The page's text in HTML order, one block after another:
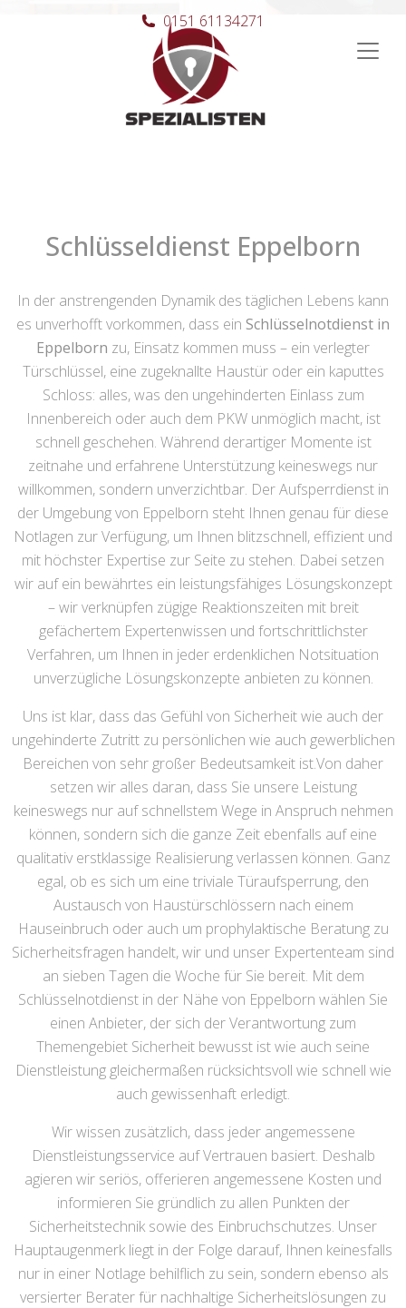
Hauptnavigation
0151 61134271
Schlüsseldienst Eppelborn
In der anstrengenden Dynamik des täglichen Lebens kann
es unverhofft vorkommen, dass ein Schlüsselnotdienst in
Eppelborn zu, Einsatz kommen muss – ein verlegter
Türschlüssel, eine zugeknallte Haustür oder ein kaputtes
Schloss: alles, was den ungehinderten Einlass zum
Innenbereich oder auch dem PKW unmöglich macht, ist
schnell geschehen. Während derartiger Momente ist
zeitnahe und erfahrene Unterstützung keineswegs nur
willkommen, sondern unverzichtbar. Der Aufsperrdienst in
der Umgebung von Eppelborn steht Ihnen genau für diese
Notlagen zur Verfügung, um Ihnen blitzschnell, effizient und
mit höchster Expertise zur Seite zu stehen. Dabei setzen
wir auf ein bewährtes ein leistungsfähiges Lösungskonzept
– wir verknüpfen zügige Reaktionszeiten mit breit
gefächertem Expertenwissen und fortschrittlichster
Verfahren, um Ihnen in jeder erdenklichen Notsituation
unverzügliche Lösungskonzepte anbieten zu können.
Uns ist klar, dass das Gefühl von Sicherheit wie auch der
ungehinderte Zutritt zu persönlichen wie auch gewerblichen
Bereichen von sehr großer Bedeutsamkeit ist.Von daher
setzen wir alles daran, dass Sie unsere Leistung
keineswegs nur auf schnellstem Wege in Anspruch nehmen
können, sondern sich die ganze Zeit ebenfalls auf eine
qualitativ erstklassige Realisierung verlassen können. Ganz
egal, ob es sich um eine triviale Türaufsperrung, den
Austausch von Haustürschlössern nach einem
Hauseinbruch oder auch um prophylaktische Beratung zu
Sicherheitsfragen handelt, wir und unser Expertenteam sind
an sieben Tagen die Woche für Sie bereit. Mit dem
Schlüsselnotdienst in der Nähe von Eppelborn wählen Sie
einen Anbieter, der sich der Verantwortung zum
Themengebiet Sicherheit bewusst ist wie auch seine
Dienstleistung gleichermaßen rücksichtsvoll wie schnell wie
auch gewissenhaft erledigt.
Wir wissen zusätzlich, dass jeder angemessene
Dienstleistungsservice auf Vertrauen basiert. Deshalb
agieren wir seriös, offerieren angemessene Kosten und
informieren Sie gründlich zu allen Punkten der
Sicherheitstechnik sowie des Einbruchschutzes. Unser
Hauptaugenmerk liegt in der Folge darauf, Ihnen keinesfalls
nur in einer Notlage behilflich zu sein, sondern ebenso als
versierter Berater für nachhaltige Sicherheitslösungen zu